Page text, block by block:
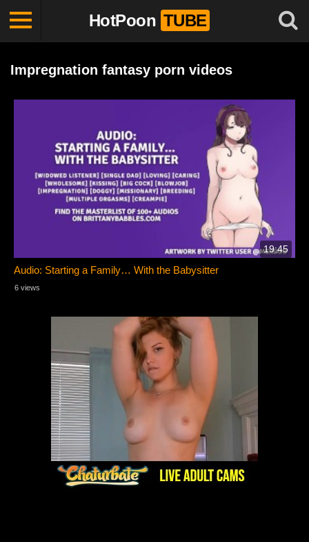
HotPoon TUBE
Impregnation fantasy porn videos
19:45
Audio: Starting a Family… With the Babysitter
6 views